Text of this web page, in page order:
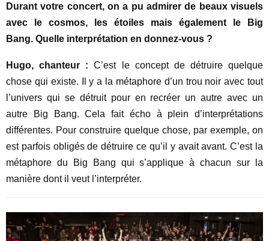
Durant votre concert, on a pu admirer de beaux visuels
avec le cosmos, les étoiles mais également le Big
Bang. Quelle interprétation en donnez-vous ?
Hugo, chanteur : C’est le concept de détruire quelque
chose qui existe. Il y a la métaphore d’un trou noir avec tout
l’univers qui se détruit pour en recréer un autre avec un
autre Big Bang. Cela fait écho à plein d’interprétations
différentes. Pour construire quelque chose, par exemple, on
est parfois obligés de détruire ce qu’il y avait avant. C’est la
métaphore du Big Bang qui s’applique à chacun sur la
manière dont il veut l’interpréter.